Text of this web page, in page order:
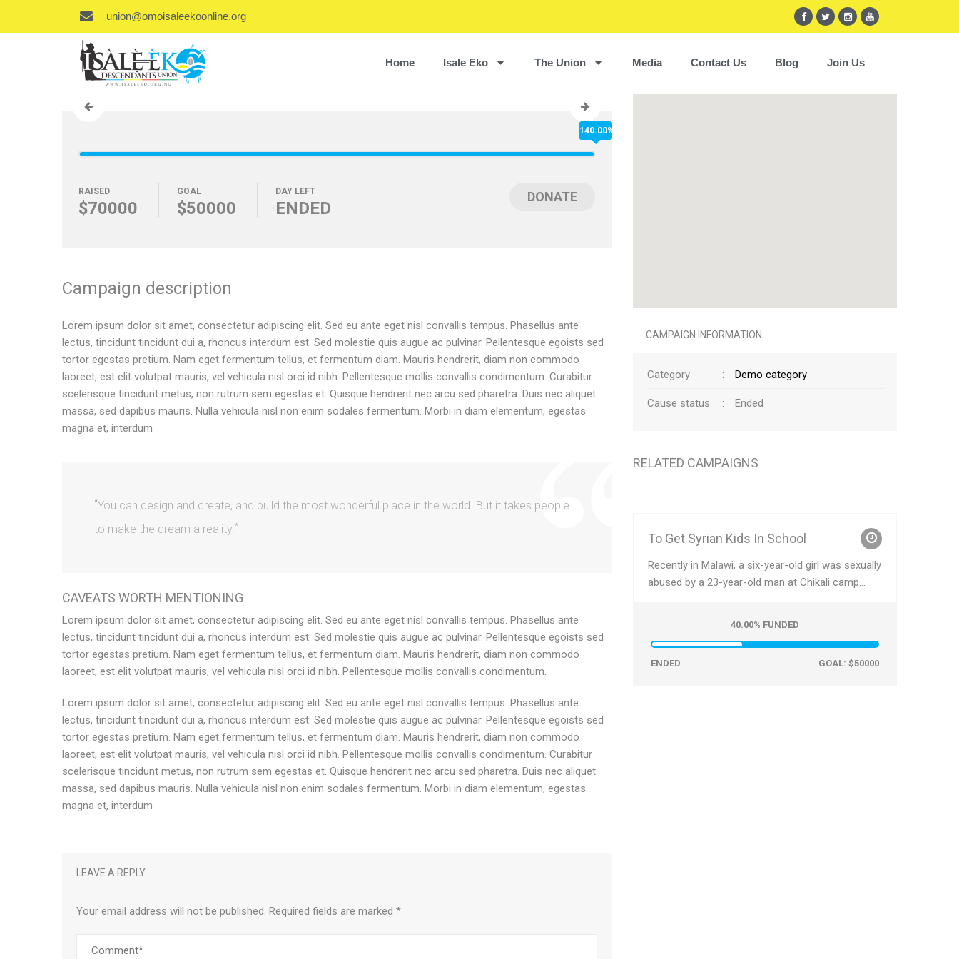
union@omoisaleekoonline.org
Home Isale Eko The Union Media Contact Us Blog Join Us
140.00%
RAISED
$70000
GOAL
$50000
DAY LEFT
ENDED
DONATE
Campaign description
Lorem ipsum dolor sit amet, consectetur adipiscing elit. Sed eu ante eget nisl convallis tempus. Phasellus ante
lectus, tincidunt tincidunt dui a, rhoncus interdum est. Sed molestie quis augue ac pulvinar. Pellentesque egoists sed
tortor egestas pretium. Nam eget fermentum tellus, et fermentum diam. Mauris hendrerit, diam non commodo
laoreet, est elit volutpat mauris, vel vehicula nisl orci id nibh. Pellentesque mollis convallis condimentum. Curabitur
scelerisque tincidunt metus, non rutrum sem egestas et. Quisque hendrerit nec arcu sed pharetra. Duis nec aliquet
massa, sed dapibus mauris. Nulla vehicula nisl non enim sodales fermentum. Morbi in diam elementum, egestas
magna et, interdum
You can design and create, and build the most wonderful place in the world. But it takes people
to make the dream a reality.
CAVEATS WORTH MENTIONING
Lorem ipsum dolor sit amet, consectetur adipiscing elit. Sed eu ante eget nisl convallis tempus. Phasellus ante
lectus, tincidunt tincidunt dui a, rhoncus interdum est. Sed molestie quis augue ac pulvinar. Pellentesque egoists sed
tortor egestas pretium. Nam eget fermentum tellus, et fermentum diam. Mauris hendrerit, diam non commodo
laoreet, est elit volutpat mauris, vel vehicula nisl orci id nibh. Pellentesque mollis convallis condimentum.
Lorem ipsum dolor sit amet, consectetur adipiscing elit. Sed eu ante eget nisl convallis tempus. Phasellus ante
lectus, tincidunt tincidunt dui a, rhoncus interdum est. Sed molestie quis augue ac pulvinar. Pellentesque egoists sed
tortor egestas pretium. Nam eget fermentum tellus, et fermentum diam. Mauris hendrerit, diam non commodo
laoreet, est elit volutpat mauris, vel vehicula nisl orci id nibh. Pellentesque mollis convallis condimentum. Curabitur
scelerisque tincidunt metus, non rutrum sem egestas et. Quisque hendrerit nec arcu sed pharetra. Duis nec aliquet
massa, sed dapibus mauris. Nulla vehicula nisl non enim sodales fermentum. Morbi in diam elementum, egestas
magna et, interdum
LEAVE A REPLY
Your email address will not be published. Required fields are marked *
CAMPAIGN INFORMATION
Category : Demo category
Cause status : Ended
RELATED CAMPAIGNS
To Get Syrian Kids In School
Recently in Malawi, a six-year-old girl was sexually
abused by a 23-year-old man at Chikali camp...
40.00% FUNDED
ENDED GOAL: $50000